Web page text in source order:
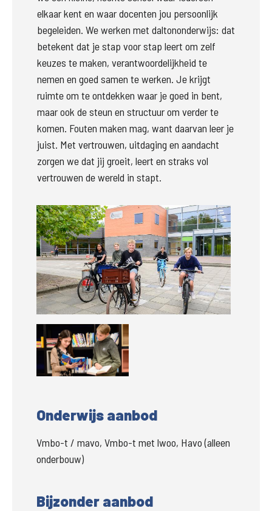
elkaar kent en waar docenten jou persoonlijk
begeleiden. We werken met daltononderwijs: dat
betekent dat je stap voor stap leert om zelf
keuzes te maken, verantwoordelijkheid te
nemen en goed samen te werken. Je krijgt
ruimte om te ontdekken waar je goed in bent,
maar ook de steun en structuur om verder te
komen. Fouten maken mag, want daarvan leer je
juist. Met vertrouwen, uitdaging en aandacht
zorgen we dat jij groeit, leert en straks vol
vertrouwen de wereld in stapt.
Groter
Groter
Onderwijs aanbod
Vmbo-t / mavo, Vmbo-t met lwoo, Havo (alleen
onderbouw)
Bijzonder aanbod